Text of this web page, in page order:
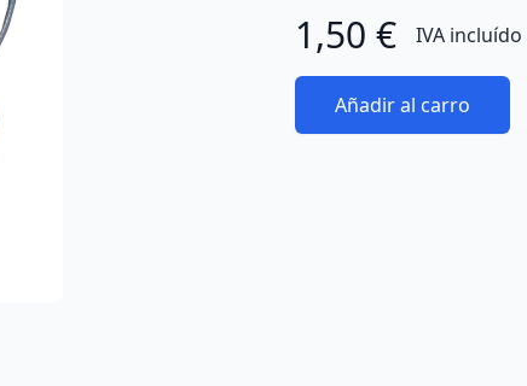
1,50 € IVA incluído
Añadir al carro